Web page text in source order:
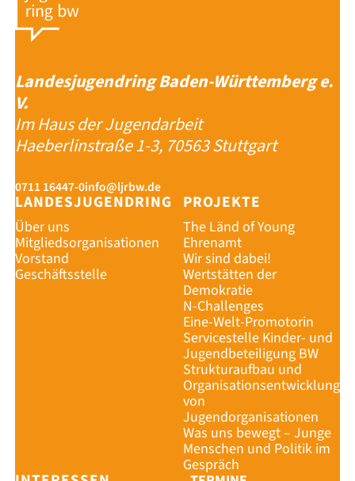
Landesjugendring Baden-Württemberg e.
V.
Im Haus der Jugendarbeit
Haeberlinstraße 1-3, 70563 Stuttgart
0711 16447-0info@ljrbw.de
LANDESJUGENDRING
Über uns
Mitgliedsorganisationen
Vorstand
Geschäftsstelle
PROJEKTE
The Länd of Young
Ehrenamt
Wir sind dabei!
Wertstätten der
Demokratie
N-Challenges
Eine-Welt-Promotorin
Servicestelle Kinder- und
Jugendbeteiligung BW
Strukturaufbau und
Organisationsentwicklung
von
Jugendorganisationen
Was uns bewegt – Junge
Menschen und Politik im
Gespräch